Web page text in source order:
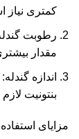
کمتری نیاز
رطوبت
مقدار
اندازه
بنتونیت
مزایای